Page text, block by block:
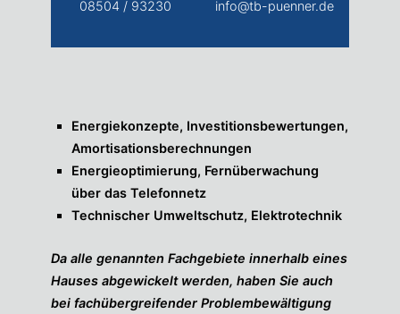
08504 / 93230 info@tb-puenner.de
Energiekonzepte, Investitionsbewertungen,
Amortisationsberechnungen
Energieoptimierung, Fernüberwachung
über das Telefonnetz
Technischer Umweltschutz, Elektrotechnik
Da alle genannten Fachgebiete innerhalb eines
Hauses abgewickelt werden, haben Sie auch
bei fachübergreifender Problembewältigung